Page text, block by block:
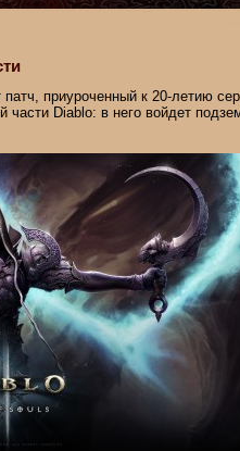
приуроченный к 20-летию
Diablo: в него войдет